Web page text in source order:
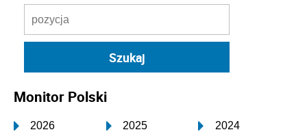
Monitor Polski
2026 2025 2024